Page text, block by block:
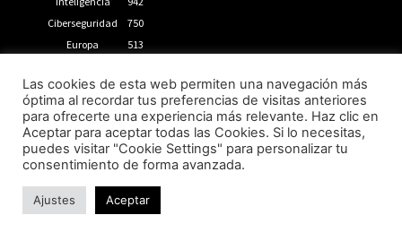
Ciberseguridad
750
Europa
513
Oriente medio
294
América del Norte 284
DDHH
267
Terrorismo
266
Destacado
264
📩Suscríbete gratis
Las cookies de esta web permiten una navegación más
óptima al recordar tus preferencias de visitas anteriores
para ofrecerte una experiencia más relevante. Haz clic en
Aceptar para aceptar todas las Cookies. Si lo necesitas,
puedes visitar "Cookie Settings" para personalizar tu
consentimiento de forma avanzada.
Ajustes Aceptar